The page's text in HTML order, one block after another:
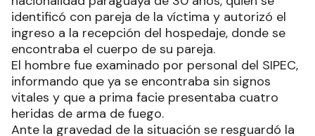
identificó con pareja de la víctima y autorizó el
ingreso a la recepción del hospedaje, donde se
encontraba el cuerpo de su pareja.
El hombre fue examinado por personal del SIPEC,
informando que ya se encontraba sin signos
vitales y que a prima facie presentaba cuatro
heridas de arma de fuego.
Ante la gravedad de la situación se resguardó la